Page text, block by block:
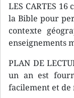
LES CARTES
la Bible pour
contexte
enseignements
PLAN DE
un an est
facilement et